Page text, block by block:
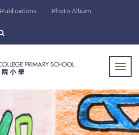
Publications Photo Album